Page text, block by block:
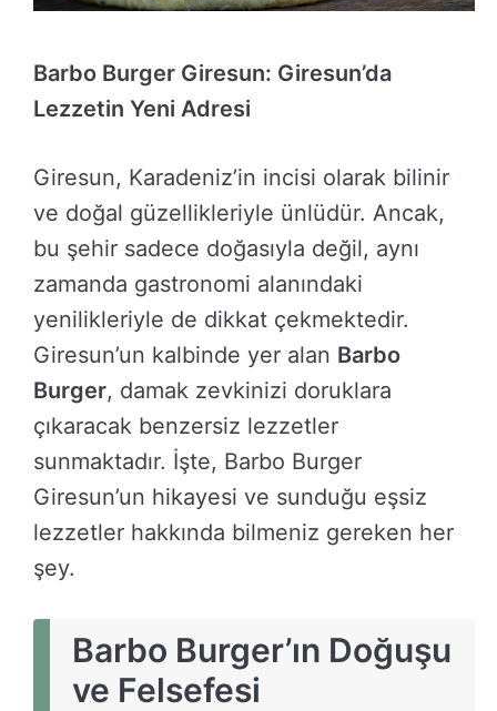
Barbo Burger Giresun: Giresun’da
Lezzetin Yeni Adresi
Giresun, Karadeniz’in incisi olarak bilinir
ve doğal güzellikleriyle ünlüdür. Ancak,
bu şehir sadece doğasıyla değil, aynı
zamanda gastronomi alanındaki
yenilikleriyle de dikkat çekmektedir.
Giresun’un kalbinde yer alan Barbo
Burger, damak zevkinizi doruklara
çıkaracak benzersiz lezzetler
sunmaktadır. İşte, Barbo Burger
Giresun’un hikayesi ve sunduğu eşsiz
lezzetler hakkında bilmeniz gereken her
şey.
Barbo Burger’ın Doğuşu
ve Felsefesi